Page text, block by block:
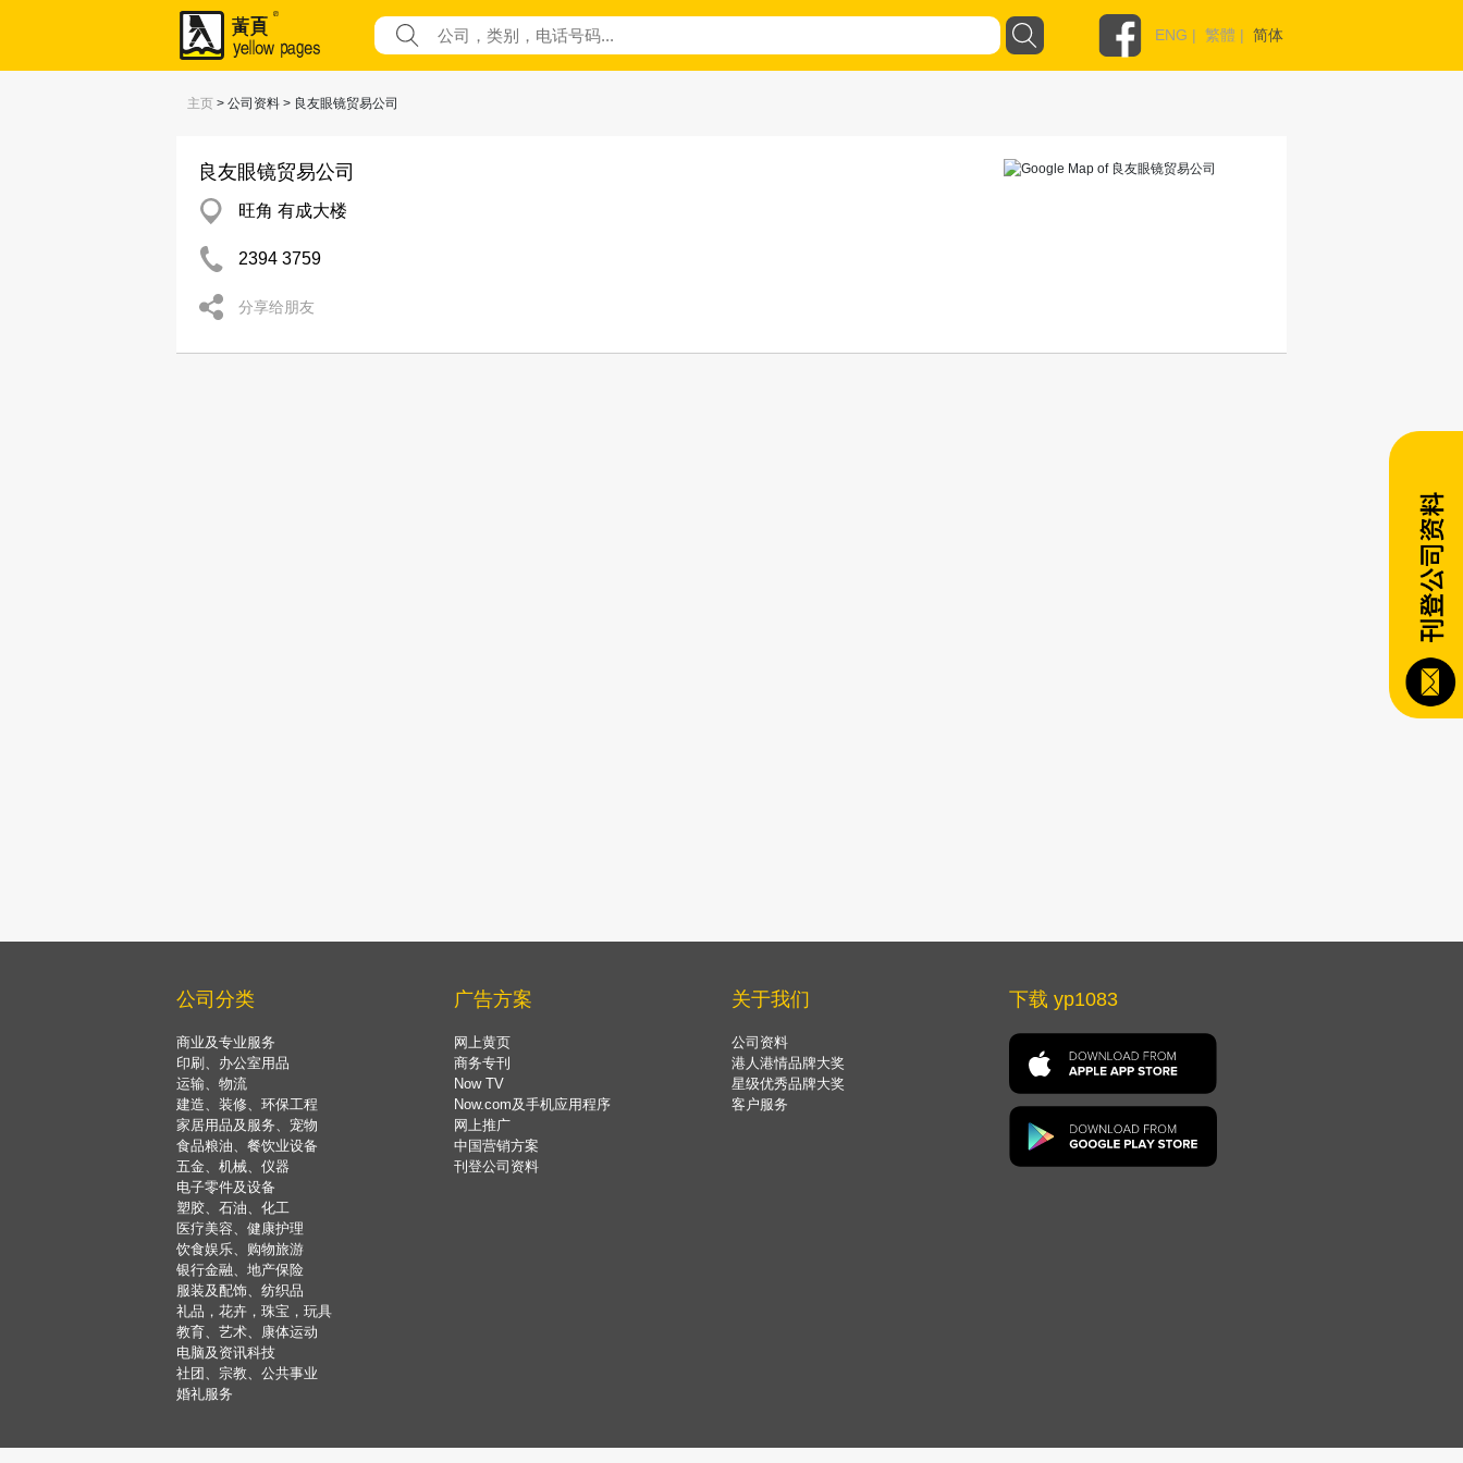
ENG | 繁體 | 简体
主页 > 公司资料 > 良友眼镜贸易公司
良友眼镜贸易公司
旺角 有成大楼
2394 3759
分享给朋友
公司分类
商业及专业服务
印刷、办公室用品
运输、物流
建造、装修、环保工程
家居用品及服务、宠物
食品粮油、餐饮业设备
五金、机械、仪器
电子零件及设备
塑胶、石油、化工
医疗美容、健康护理
饮食娱乐、购物旅游
银行金融、地产保险
服装及配饰、纺织品
礼品，花卉，珠宝，玩具
教育、艺术、康体运动
电脑及资讯科技
社团、宗教、公共事业
婚礼服务
广告方案
网上黄页
商务专刊
Now TV
Now.com及手机应用程序
网上推广
中国营销方案
刊登公司资料
关于我们
公司资料
港人港情品牌大奖
星级优秀品牌大奖
客户服务
下载 yp1083